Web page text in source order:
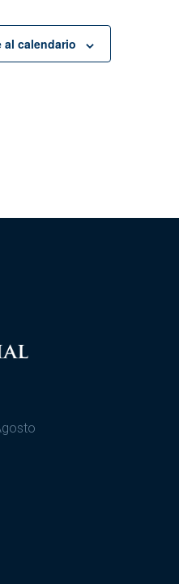
al calendario